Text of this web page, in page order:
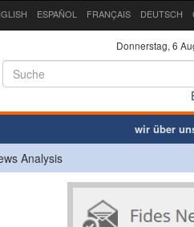
ESPAÑOL FRANÇAIS DEUTSCH
Donnerstag, 6
wir über
Analysis